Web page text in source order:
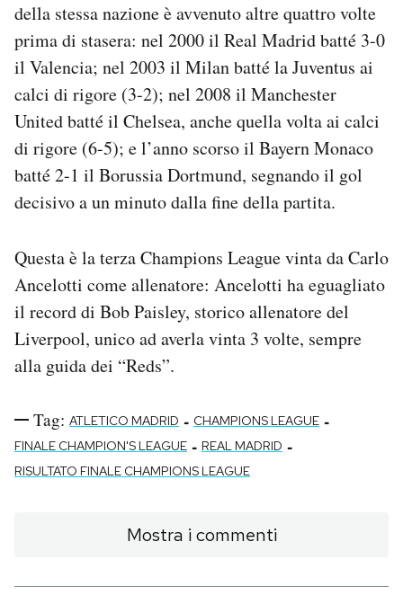
della stessa nazione è avvenuto altre quattro volte
prima di stasera: nel 2000 il Real Madrid batté 3-0
il Valencia; nel 2003 il Milan batté la Juventus ai
calci di rigore (3-2); nel 2008 il Manchester
United batté il Chelsea, anche quella volta ai calci
di rigore (6-5); e l’anno scorso il Bayern Monaco
batté 2-1 il Borussia Dortmund, segnando il gol
decisivo a un minuto dalla fine della partita.
Questa è la terza Champions League vinta da Carlo
Ancelotti come allenatore: Ancelotti ha eguagliato
il record di Bob Paisley, storico allenatore del
Liverpool, unico ad averla vinta 3 volte, sempre
alla guida dei “Reds”.
Tag: ATLETICO MADRID - CHAMPIONS LEAGUE -
FINALE CHAMPION'S LEAGUE - REAL MADRID -
RISULTATO FINALE CHAMPIONS LEAGUE
Mostra i commenti